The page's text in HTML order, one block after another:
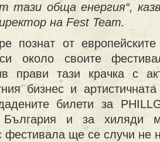
тази обща енергия“,
на Fest Team.
познат от европейските
си около своите
прави тази крачка с
бизнес и
билети за
България и за хиляди
фестивала ще се случи не